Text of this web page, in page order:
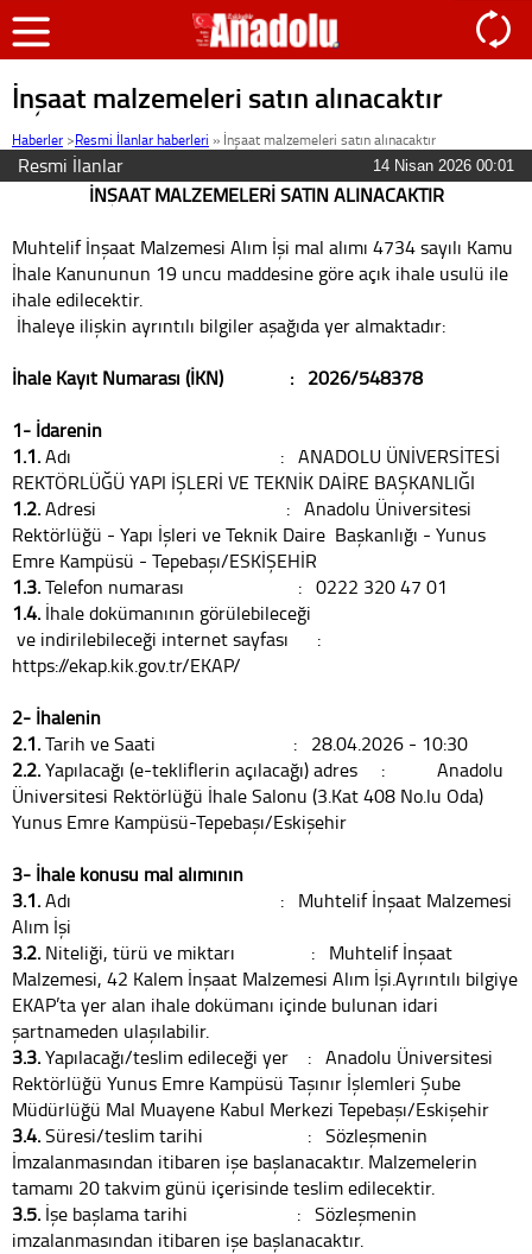
İnşaat malzemeleri satın alınacaktır
Haberler >Resmi İlanlar haberleri » İnşaat malzemeleri satın alınacaktır
Resmi İlanlar 14 Nisan 2026 00:01
İNŞAAT MALZEMELERİ SATIN ALINACAKTIR
Muhtelif İnşaat Malzemesi Alım İşi mal alımı 4734 sayılı Kamu
İhale Kanununun 19 uncu maddesine göre açık ihale usulü ile
ihale edilecektir.
İhaleye ilişkin ayrıntılı bilgiler aşağıda yer almaktadır:
İhale Kayıt Numarası (İKN) : 2026/548378
1- İdarenin
1.1.Adı : ANADOLU ÜNİVERSİTESİ
REKTÖRLÜĞÜ YAPI İŞLERİ VE TEKNİK DAİRE BAŞKANLIĞI
1.2.Adresi : Anadolu Üniversitesi
Rektörlüğü - Yapı İşleri ve Teknik Daire Başkanlığı - Yunus
Emre Kampüsü - Tepebaşı/ESKİŞEHİR
1.3.Telefon numarası : 0222 320 47 01
1.4. İhale dokümanının görülebileceği
ve indirilebileceği internet sayfası :
https://ekap.kik.gov.tr/EKAP/
2- İhalenin
2.1.Tarih ve Saati : 28.04.2026 - 10:30
2.2.Yapılacağı (e-tekliflerin açılacağı) adres : Anadolu
Üniversitesi Rektörlüğü İhale Salonu (3.Kat 408 No.lu Oda)
Yunus Emre Kampüsü-Tepebaşı/Eskişehir
3- İhale konusu mal alımının
3.1.Adı : Muhtelif İnşaat Malzemesi
Alım İşi
3.2. Niteliği, türü ve miktarı : Muhtelif İnşaat
Malzemesi, 42 Kalem İnşaat Malzemesi Alım İşi.Ayrıntılı bilgiye
EKAP’ta yer alan ihale dokümanı içinde bulunan idari
şartnameden ulaşılabilir.
3.3.Yapılacağı/teslim edileceği yer : Anadolu Üniversitesi
Rektörlüğü Yunus Emre Kampüsü Taşınır İşlemleri Şube
Müdürlüğü Mal Muayene Kabul Merkezi Tepebaşı/Eskişehir
3.4.Süresi/teslim tarihi : Sözleşmenin
İmzalanmasından itibaren işe başlanacaktır. Malzemelerin
tamamı 20 takvim günü içerisinde teslim edilecektir.
3.5. İşe başlama tarihi : Sözleşmenin
imzalanmasından itibaren işe başlanacaktır.